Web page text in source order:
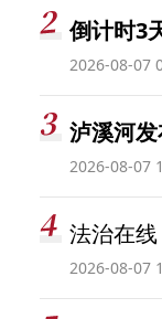
倒计时3
2026-08-07
泸溪河
2026-08-07
法治在
2026-08-07